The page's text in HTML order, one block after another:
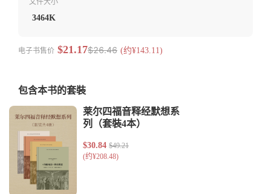
文件大小
3464K
电子书售价 $21.17$26.46 (约¥143.11)
包含本书的套裝